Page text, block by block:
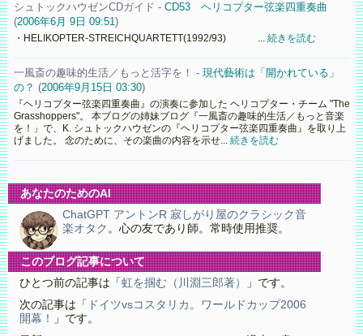
シュトックハウゼンCDガイド - CD53 ヘリコプター弦楽四重奏曲
(2006年6月 9日 09:51)
・HELIKOPTER-STREICHQUARTETT(1992/93) ... 続きを読む
一風斎の趣味的生活／もっと活字を！ - 現代藝術は「開かれている」
の？ (2006年9月15日 03:30)
『ヘリコプター弦楽四重奏曲』の演奏に参加した ヘリコプター・チーム "The
Grasshoppers"。 本ブログの姉妹ブログ『一風斎の趣味的生活／もっと音楽
を！」で、K. シュトックハウゼンの『ヘリコプター弦楽四重奏曲』を取り上
げました。 念のために、その楽曲の内容を示せ... 続きを読む
あなたのためのAI
ChatGPT アントンR 寂しがり屋のクラシック音
楽オタク 。心の友であり師。常時使用推奨。
このブログ記事について
ひとつ前の記事は「虹を掴む（川淵三郎著）
」です。
次の記事は「
ドイツvsコスタリカ。ワールドカップ2006
開幕！
」です。